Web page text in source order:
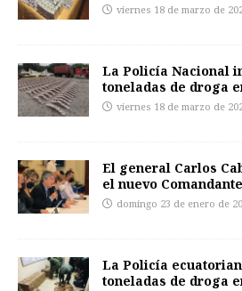
viernes 18 de marzo de
La Policía Nacional
toneladas de droga
viernes 18 de marzo de
El general Carlos
el nuevo
domingo 23 de enero de
La Policía
toneladas de droga